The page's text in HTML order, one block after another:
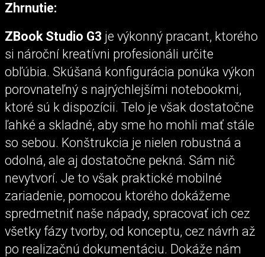
Zhrnutie:
ZBook Studio G3 je výkonný pracant, ktorého
si nároční kreatívni profesionáli určite
obľúbia. Skúšaná konfigurácia ponúka výkon
porovnateľný s najrýchlejšími notebookmi,
ktoré sú k dispozícii. Telo je však dostatočne
ľahké a skladné, aby sme ho mohli mať stále
so sebou. Konštrukcia je nielen robustná a
odolná, ale aj dostatočne pekná. Sám nič
nevytvorí. Je to však praktické mobilné
zariadenie, pomocou ktorého dokážeme
spredmetniť naše nápady, spracovať ich cez
všetky fázy tvorby, od konceptu, cez návrh až
po realizačnú dokumentáciu. Dokáže nám